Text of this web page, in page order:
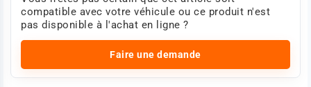
compatible avec votre véhicule ou ce produit n'est
pas disponible à l'achat en ligne ?
Faire une demande